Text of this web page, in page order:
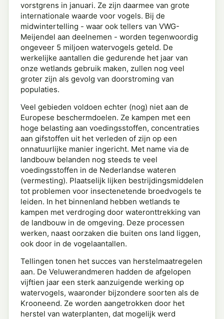
vorstgrens in januari. Ze zijn daarmee van grote
internationale waarde voor vogels. Bij de
midwintertelling - waar ook tellers van VWG-
Meijendel aan deelnemen - worden tegenwoordig
ongeveer 5 miljoen watervogels geteld. De
werkelijke aantallen die gedurende het jaar van
onze wetlands gebruik maken, zullen nog veel
groter zijn als gevolg van doorstroming van
populaties.
Veel gebieden voldoen echter (nog) niet aan de
Europese beschermdoelen. Ze kampen met een
hoge belasting aan voedingsstoffen, concentraties
aan gifstoffen uit het verleden of zijn op een
onnatuurlijke manier ingericht. Met name via de
landbouw belanden nog steeds te veel
voedingsstoffen in de Nederlandse wateren
(vermesting). Plaatselijk lijken bestrijdingsmiddelen
tot problemen voor insectenetende broedvogels te
leiden. In het binnenland hebben wetlands te
kampen met verdroging door wateronttrekking van
de landbouw in de omgeving. Deze processen
werken, naast oorzaken die buiten ons land liggen,
ook door in de vogelaantallen.
Tellingen tonen het succes van herstelmaatregelen
aan. De Veluwerandmeren hadden de afgelopen
vijftien jaar een sterk aanzuigende werking op
watervogels, waaronder bijzondere soorten als de
Krooneend. Ze worden aangetrokken door het
herstel van waterplanten, dat mogelijk werd